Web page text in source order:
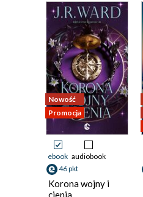
Nowość
Promocja
ebook audiobook
46 pkt
Korona wojny i
cienia